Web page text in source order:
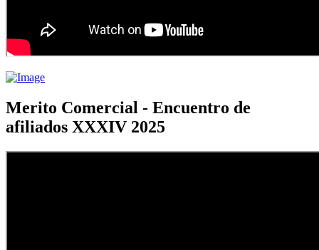
Merito Comercial - Encuentro de
afiliados XXXIV 2025